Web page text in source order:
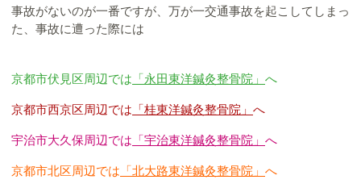
事故がないのが一番ですが、万が一交通事故を起こしてしまっ
た、事故に遭った際には
京都市伏見区周辺では 「永田東洋鍼灸整骨院」 へ
京都市西京区周辺では 「桂東洋鍼灸整骨院」 へ
宇治市大久保周辺では 「宇治東洋鍼灸整骨院」 へ
京都市北区周辺では 「北大路東洋鍼灸整骨院」 へ